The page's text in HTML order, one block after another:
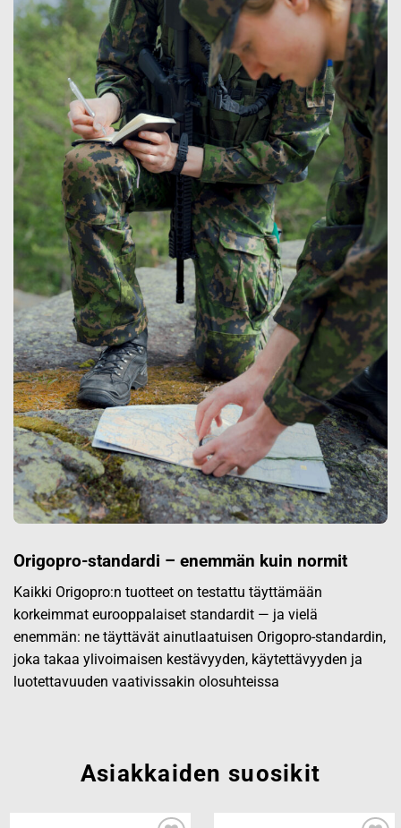
Origopro-standardi – enemmän kuin normit
Kaikki Origopro:n tuotteet on testattu täyttämään
korkeimmat eurooppalaiset standardit — ja vielä
enemmän: ne täyttävät ainutlaatuisen Origopro-standardin,
joka takaa ylivoimaisen kestävyyden, käytettävyyden ja
luotettavuuden vaativissakin olosuhteissa
Asiakkaiden suosikit